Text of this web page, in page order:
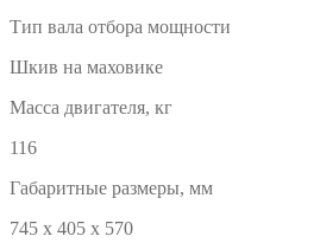
Тип вала отбора мощности
Шкив на маховике
Масса двигателя, кг
116
Габаритные размеры, мм
745 х 405 х 570